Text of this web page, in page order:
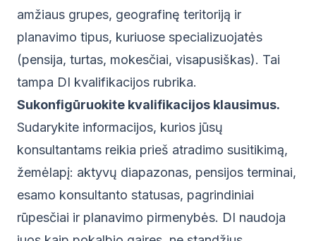
amžiaus grupes, geografinę teritoriją ir
planavimo tipus, kuriuose specializuojatės
(pensija, turtas, mokesčiai, visapusiškas). Tai
tampa DI kvalifikacijos rubrika.
Sukonfigūruokite kvalifikacijos klausimus.
Sudarykite informacijos, kurios jūsų
konsultantams reikia prieš atradimo susitikimą,
žemėlapį: aktyvų diapazonas, pensijos terminai,
esamo konsultanto statusas, pagrindiniai
rūpesčiai ir planavimo pirmenybės. DI naudoja